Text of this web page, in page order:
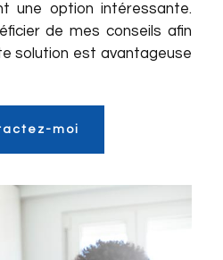
une option intéressante.
de mes conseils afin
solution est avantageuse
moi